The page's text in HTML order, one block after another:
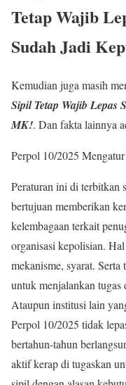
Tetap Wajib
Sudah Jadi
Kemudian juga masih
Sipil Tetap Wajib Lepas
MK!. Dan fakta lainnya
Perpol 10/2025
Peraturan ini di terbitkan
bertujuan memberikan
kelembagaan terkait
organisasi kepolisian.
mekanisme, syarat. Serta
untuk menjalankan tugas
Ataupun institusi lain
Perpol 10/2025 tidak
bertahun-tahun
aktif kerap di tugaskan